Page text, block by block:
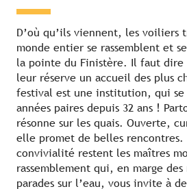
D’où qu’ils viennent, les voiliers
monde entier se rassemblent et
la pointe du Finistère. Il faut dire
leur réserve un accueil des plus
festival est une institution, qui
années paires depuis 32 ans !
résonne sur les quais. Ouverte,
elle promet de belles
convivialité restent les maîtres
rassemblement qui, en marge des
parades sur l’eau, vous invite à